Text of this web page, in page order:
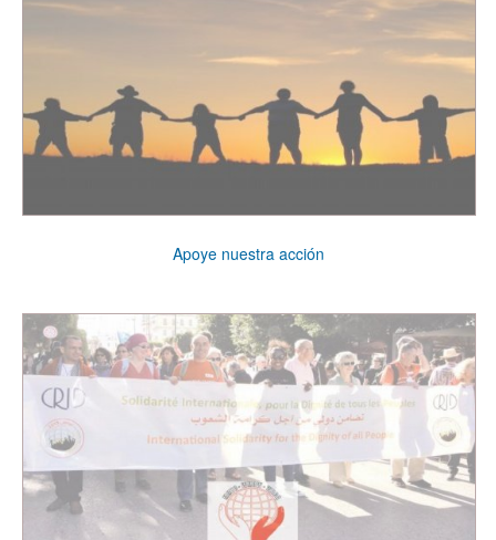
Apoye nuestra acción